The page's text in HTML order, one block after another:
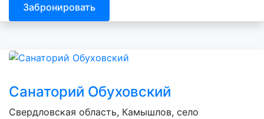
Забронировать
Санаторий Обуховский
Свердловская область, Камышлов, село